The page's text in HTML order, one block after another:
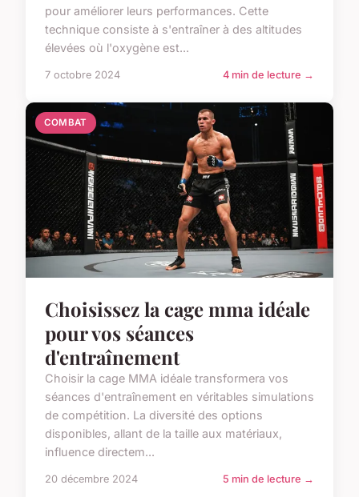
pour améliorer leurs performances. Cette
technique consiste à s'entraîner à des altitudes
élevées où l'oxygène est...
7 octobre 2024 4 min de lecture →
COMBAT
Choisissez la cage mma idéale
pour vos séances
d'entraînement
Choisir la cage MMA idéale transformera vos
séances d'entraînement en véritables simulations
de compétition. La diversité des options
disponibles, allant de la taille aux matériaux,
influence directem...
20 décembre 2024 5 min de lecture →